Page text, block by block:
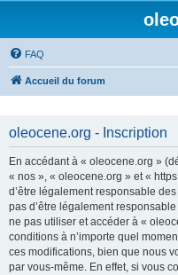
FAQ
Accueil du forum
oleocene.org - Inscription
En accédant à « oleocene.org »
« nos », « oleocene.org » et «
d’être légalement responsable
pas d’être légalement
ne pas utiliser et accéder à «
conditions à n’importe quel
ces modifications, bien que nous
par vous-même. En effet, si vous